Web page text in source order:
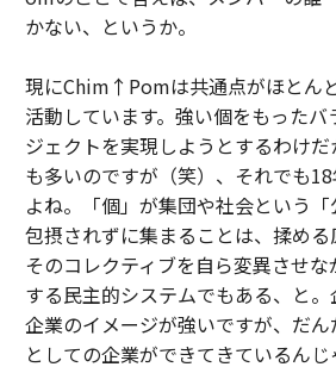
かない、というか。
現にChim↑Pomは共通点がほとん
活動しています。強い個をもったバ
ジェクトを実現しようとするわけ
も多いのですが（笑）、それでも
よね。「個」が集団や社会という
包摂されずに集まることは、揉める
そのコレクティブを自ら変異させ
する民主的システムでもある、と
企業のイメージが強いですが、だ
としての企業ができてきているん